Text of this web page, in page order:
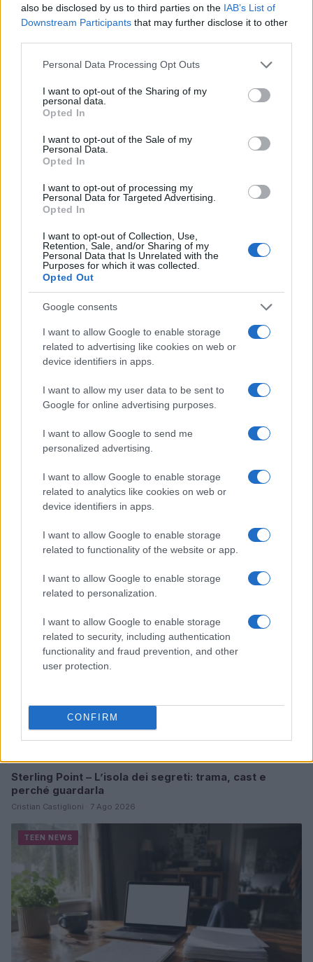
also be disclosed by us to third parties on the IAB’s List of
Downstream Participants that may further disclose it to other
Please note that this website/app uses one or more Google
not limited to your visit or usage behaviour. You may click to
grant or deny consent to Google and its third-party tags to
use your data for below specified purposes in below Google
consent section.
Personal Data Processing Opt Outs
I want to opt-out of the Sharing of my
personal data.
Opted In
I want to opt-out of the Sale of my
Personal Data.
Opted In
I want to opt-out of processing my
Personal Data for Targeted Advertising.
Opted In
I want to opt-out of Collection, Use,
Retention, Sale, and/or Sharing of my
Personal Data that Is Unrelated with the
Purposes for which it was collected.
Opted Out
Google consents
I want to allow Google to enable storage
related to advertising like cookies on web or
device identifiers in apps.
I want to allow my user data to be sent to
Google for online advertising purposes.
I want to allow Google to send me
personalized advertising.
I want to allow Google to enable storage
related to analytics like cookies on web or
device identifiers in apps.
I want to allow Google to enable storage
related to functionality of the website or app.
I want to allow Google to enable storage
related to personalization.
I want to allow Google to enable storage
related to security, including authentication
functionality and fraud prevention, and other
user protection.
CONFIRM
strategico, una rete di contatti efficace e una
preparazione adeguata, è possibile aprire le porte a
professionale di successo. È fondamentale
mantenere la perseveranza e avere fiducia nelle
proprie capacità.
AUTORE
Staff
Continua a leggere
TEEN NEWS
Sterling Point – L’isola dei segreti: trama, cast e
perché guardarla
Cristian Castiglioni · 7 Ago 2026
TEEN NEWS